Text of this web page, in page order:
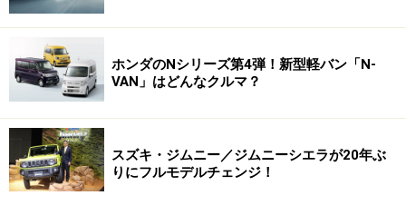
ホンダのNシリーズ第4弾！新型軽バン「N-
VAN」はどんなクルマ？
スズキ・ジムニー／ジムニーシエラが20年ぶ
りにフルモデルチェンジ！